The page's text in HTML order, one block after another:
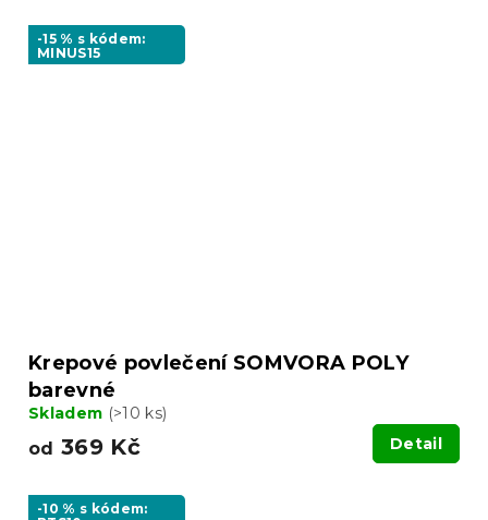
-15 % s kódem:
MINUS15
Krepové povlečení SOMVORA POLY
barevné
Skladem (>10 ks)
od 369 Kč Detail
-10 % s kódem: